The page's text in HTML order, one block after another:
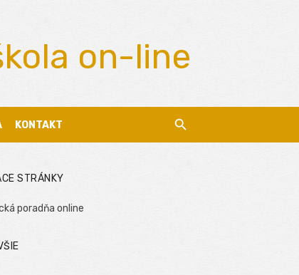
on-line
KONTAKT
STRÁNKY
poradňa online